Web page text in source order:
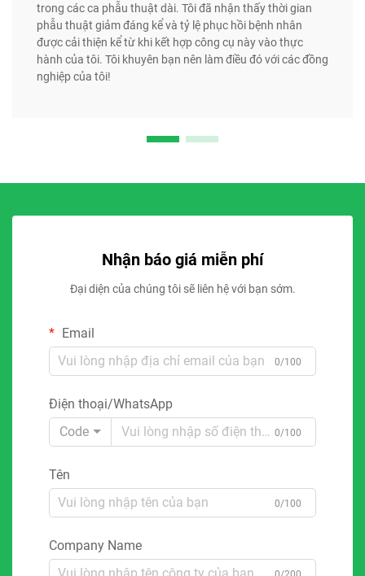
trong các ca phẫu thuật dài. Tôi đã nhận thấy thời gian
phẫu thuật giảm đáng kể và tỷ lệ phục hồi bệnh nhân
được cải thiện kể từ khi kết hợp công cụ này vào thực
hành của tôi. Tôi khuyên bạn nên làm điều đó với các đồng
nghiệp của tôi!
Nhận báo giá miễn phí
Đại diện của chúng tôi sẽ liên hệ với bạn sớm.
Email
0/100
Điện thoại/WhatsApp
Code
0/100
Tên
0/100
Company Name